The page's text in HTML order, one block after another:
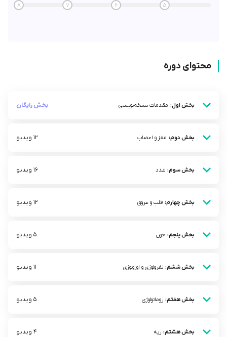
5
6
7
8
محتوای دوره
بخش اول: مقدمات نسخه‌نویسی بخش رایگان
بخش دوم: مغز و اعصاب 12 ویدیو
بخش سوم: غدد 16 ویدیو
بخش چهارم: قلب و عروق 12 ویدیو
بخش پنجم: خون 5 ویدیو
بخش ششم: نفرولوژی و اورولوژی 11 ویدیو
بخش هفتم: روماتولوژی 5 ویدیو
بخش هشتم: ریه 4 ویدیو